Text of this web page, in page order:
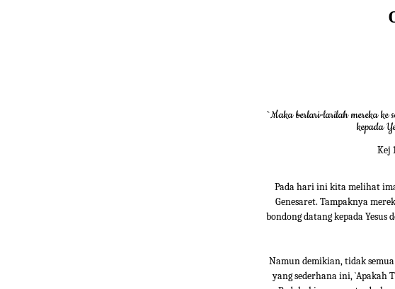
`Maka berlari-larilah mereka ke
kepada
Kej
Pada hari ini kita melihat
Genesaret. Tampaknya
bondong datang kepada
Namun demikian, tidak
yang sederhana ini, `Apakah